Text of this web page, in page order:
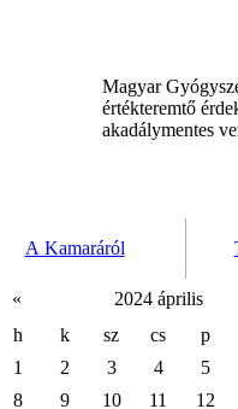
Magyar
értékteremtő
akadálymentes
A Kamaráról
« 2024 április
h
k sz cs p
1
2 3 4 5
8
9 10 11 12